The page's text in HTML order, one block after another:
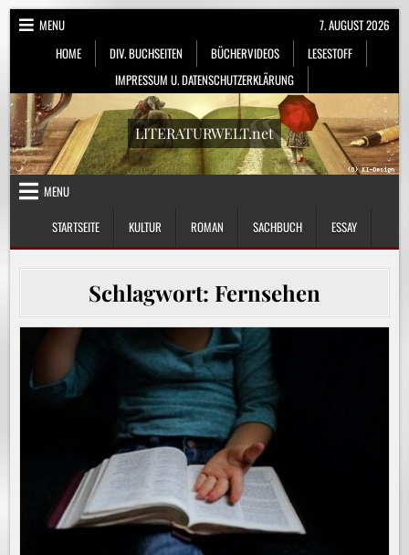
Skip
MENU
HOME
DIV. BUCHSEITEN BÜCHERVIDEOS
LESESTOFF
IMPRESSUM U. DATENSCHUTZERKLÄRUNG
7. AUGUST 2026
LITERATURWELT.net
MENU
STARTSEITE
KULTUR ROMAN SACHBUCH ESSAY
Schlagwort: Fernsehen